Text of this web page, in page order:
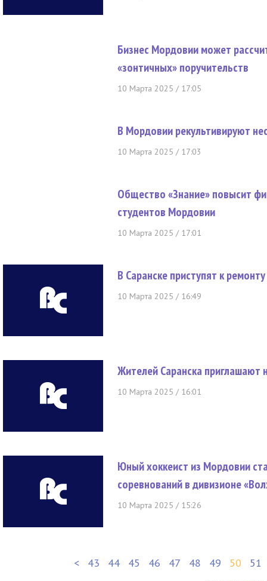
Бизнес Мордовии может
«зонтичных» поручительств
10 Марта 2025 / 17:05
В Мордовии рекультивируют
10 Марта 2025 / 17:03
Общество «Знание» повысит
студентов Мордовии
10 Марта 2025 / 17:01
В Саранске приступят к
10 Марта 2025 / 16:49
Жителей Саранска приглашают
10 Марта 2025 / 16:01
Юный хоккеист из Мордовии
соревнований в дивизионе
10 Марта 2025 / 15:26
< 43 44 45 46 47 48 49 50 51